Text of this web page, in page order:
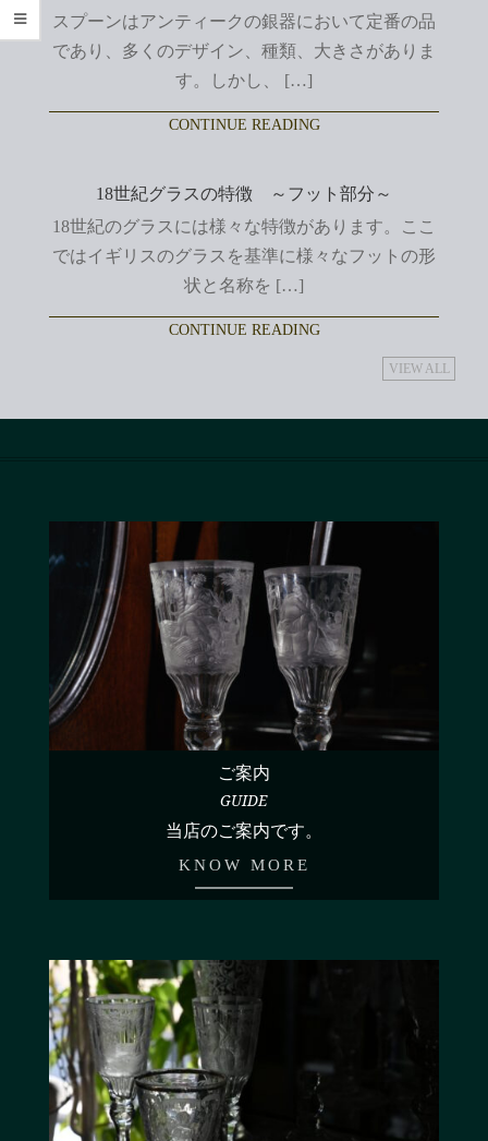
スプーンはアンティークの銀器において定番の品
であり、多くのデザイン、種類、大きさがありま
す。しかし、 […]
CONTINUE READING
18世紀グラスの特徴 ～フット部分～
18世紀のグラスには様々な特徴があります。ここ
ではイギリスのグラスを基準に様々なフットの形
状と名称を […]
CONTINUE READING
VIEW ALL
ご案内
GUIDE
当店のご案内です。
KNOW MORE